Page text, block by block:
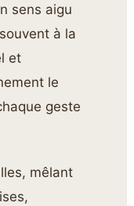
sens aigu
à la
et
le
geste
mêlant